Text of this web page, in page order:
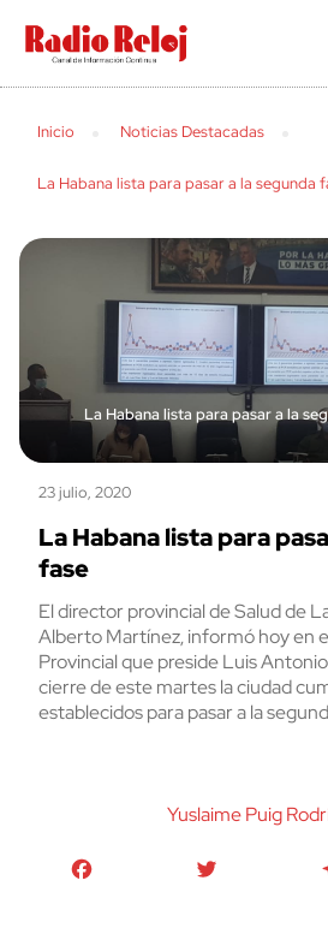
cerrar
Inicio Noticias Destacadas
La Habana lista para pasar a la segunda
La Habana lista para pasar a la
23 julio, 2020
La Habana lista para
fase
El director provincial de Salud de
Alberto Martínez, informó hoy en
Provincial que preside Luis
cierre de este martes la ciudad
establecidos para pasar a la
Yuslaime Puig